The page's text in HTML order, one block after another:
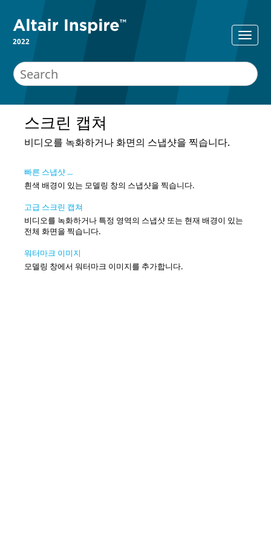
2022
스크린 캡쳐
비디오를 녹화하거나 화면의 스냅샷을 찍습니다.
빠른 스냅샷 ...
흰색 배경이 있는 모델링 창의 스냅샷을 찍습니다.
고급 스크린 캡쳐
비디오를 녹화하거나 특정 영역의 스냅샷 또는 현재 배경이 있는
전체 화면을 찍습니다.
워터마크 이미지
모델링 창에서 워터마크 이미지를 추가합니다.